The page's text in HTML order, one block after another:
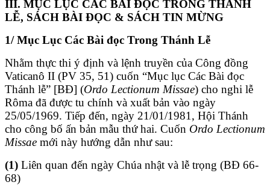
III. MỤC LỤC CÁC BÀI ĐỌC TRONG THÁNH
LỄ, SÁCH BÀI ĐỌC & SÁCH TIN MỪNG
1/ Mục Lục Các Bài đọc Trong Thánh Lễ
Nhằm thực thi ý định và lệnh truyền của Công đồng
Vaticanô II (PV 35, 51) cuốn “Mục lục Các Bài đọc
Thánh lễ” [BĐ] (Ordo Lectionum Missae) cho nghi lễ
Rôma đã được tu chính và xuất bản vào ngày
25/05/1969. Tiếp đến, ngày 21/01/1981, Hội Thánh
cho công bố ấn bản mẫu thứ hai. Cuốn Ordo Lectionum
Missae mới này hướng dẫn như sau:
(1) Liên quan đến ngày Chúa nhật và lễ trọng (BĐ 66-
68)